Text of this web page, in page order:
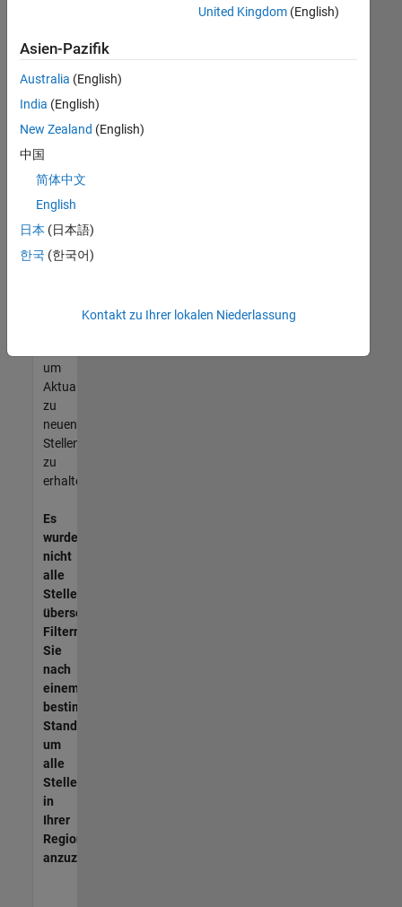
noch
keine
offenen
Stellen
können,
die
Ihren
entsprechen,
werden
unseres
um
Aktualisierungen
zu
neuen
Stellenangeboten
zu
erhalten.
Es
wurden
nicht
alle
Stellen
übersetzt.
Filtern
Sie
nach
einem
bestimmten
Standort,
um
alle
Stellenangebote
in
Ihrer
Region
anzuzeigen.
United Kingdom(English)
Asien-Pazifik
Australia (English)
India (English)
New Zealand (English)
中国
简体中文
English
日本 (日本語)
한국 (한국어)
Kontakt zu Ihrer lokalen Niederlassung